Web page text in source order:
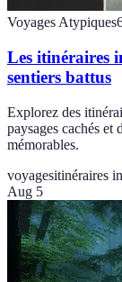
Voyages Atypiques
Les itinéraires
sentiers battus
Explorez des
paysages cachés et
mémorables.
voyagesitinéraires
Aug 5